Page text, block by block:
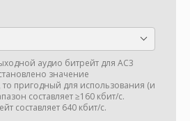
аудио битрейт для AC3
значение
то пригодный для использования (и
составляет ≥160 кбит/с.
составляет 640 кбит/с.